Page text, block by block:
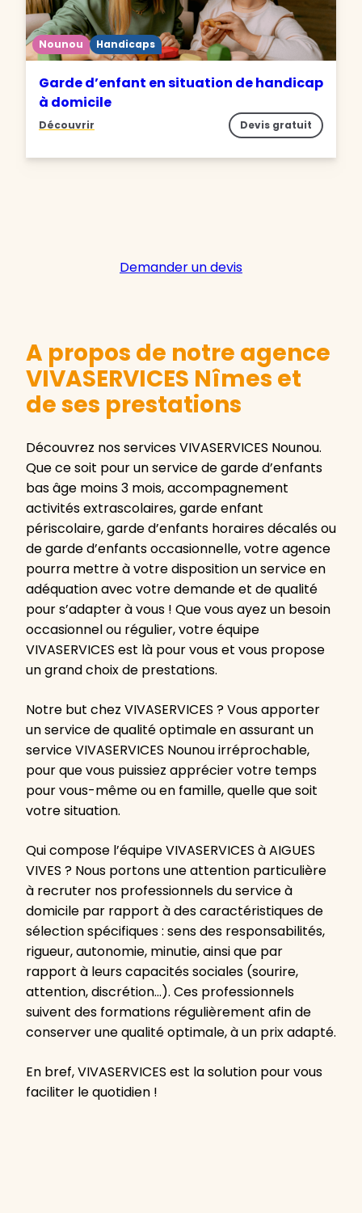
Nounou Handicaps
Garde d’enfant en situation de handicap
à domicile
Découvrir Devis gratuit
Demander un devis
A propos de notre agence
VIVASERVICES Nîmes et
de ses prestations
Découvrez nos services VIVASERVICES Nounou.
Que ce soit pour un service de garde d’enfants
bas âge moins 3 mois, accompagnement
activités extrascolaires, garde enfant
périscolaire, garde d’enfants horaires décalés ou
de garde d’enfants occasionnelle, votre agence
pourra mettre à votre disposition un service en
adéquation avec votre demande et de qualité
pour s’adapter à vous ! Que vous ayez un besoin
occasionnel ou régulier, votre équipe
VIVASERVICES est là pour vous et vous propose
un grand choix de prestations.
Notre but chez VIVASERVICES ? Vous apporter
un service de qualité optimale en assurant un
service VIVASERVICES Nounou irréprochable,
pour que vous puissiez apprécier votre temps
pour vous-même ou en famille, quelle que soit
votre situation.
Qui compose l’équipe VIVASERVICES à AIGUES
VIVES ? Nous portons une attention particulière
à recruter nos professionnels du service à
domicile par rapport à des caractéristiques de
sélection spécifiques : sens des responsabilités,
rigueur, autonomie, minutie, ainsi que par
rapport à leurs capacités sociales (sourire,
attention, discrétion…). Ces professionnels
suivent des formations régulièrement afin de
conserver une qualité optimale, à un prix adapté.
En bref, VIVASERVICES est la solution pour vous
faciliter le quotidien !